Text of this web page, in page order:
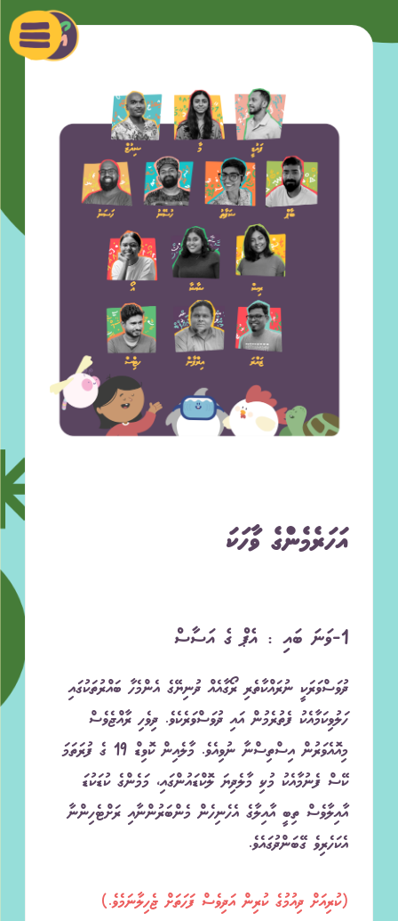
އަހަރެމެންގެ ވާހަކަ
1-ވަނަ ބައި : އެޕް ގެ އަސާސް
ދުވަސްވަރަކީ ނުރައްކާތެރި ރޯގާއެއް ދުނިޔޭގެ އެންމެހާ ބައްރުތަކުގައި
ހަލުވިކަމާއެކު ފެތުރެމުން އައި ދުވަސްވަރެކެވެ. ދިވެހި ރާއްޖެވެސް
މިއޮއެވަރުން އިސްތިސްނާ ނުވިއެވެ. މާލެއިން ކޮވިޑް 19 ގެ ފުރަތަމަ
ކޭސް ފެނުމާއެކު މުޅި މާލެދިޔަ ލޮކްޑައުންގައި، މަމެންގެ ކުޑަކުޑަ
އާއިލާވެސް ތިބީ އާއިލާގެ އެހެނިހެން މެންބަރުންނާއި ރަށްޓެހިންނާ
އެކަހެރިވެ ގޭބަންދުގައެވެ.
(ކުރިއަށް ދިއުމުގެ ކުރިން އަދިވެސް ފަހަތަށް ޖެހިލާނަމެވެ.)